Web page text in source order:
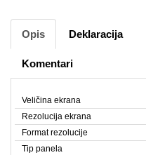
Opis Deklaracija
Komentari
Veličina ekrana
Rezolucija ekrana
Format rezolucije
Tip panela